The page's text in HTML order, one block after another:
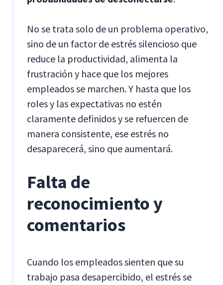
No se trata solo de un problema operativo,
sino de un factor de estrés silencioso que
reduce la productividad, alimenta la
frustración y hace que los mejores
empleados se marchen. Y hasta que los
roles y las expectativas no estén
claramente definidos y se refuercen de
manera consistente, ese estrés no
desaparecerá, sino que aumentará.
Falta de
reconocimiento y
comentarios
Cuando los empleados sienten que su
trabajo pasa desapercibido, el estrés se